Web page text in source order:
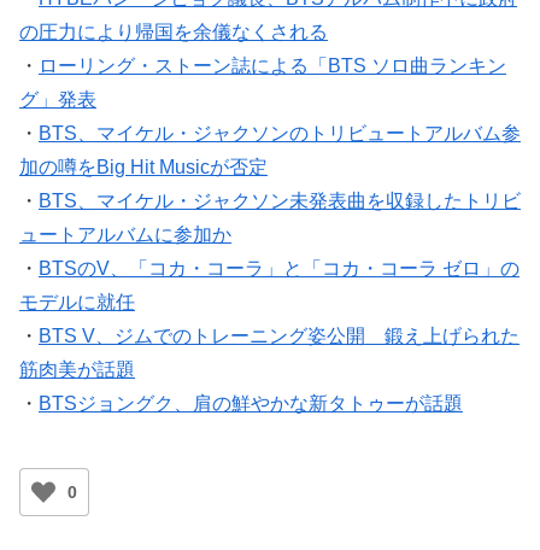
の圧力により帰国を余儀なくされる
・ ローリング・ストーン誌による「BTS ソロ曲ランキン
グ」発表
・ BTS、マイケル・ジャクソンのトリビュートアルバム参
加の噂をBig Hit Musicが否定
・ BTS、マイケル・ジャクソン未発表曲を収録したトリビ
ュートアルバムに参加か
・ BTSのV、「コカ・コーラ」と「コカ・コーラ ゼロ」の
モデルに就任
・ BTS V、ジムでのトレーニング姿公開 鍛え上げられた
筋肉美が話題
・ BTSジョングク、肩の鮮やかな新タトゥーが話題
0